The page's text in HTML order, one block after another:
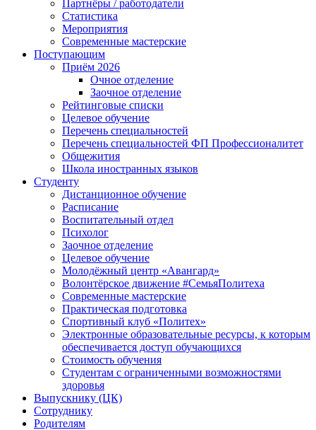
Партнёры / работодатели
Статистика
Мероприятия
Современные мастерские
Поступающим
Приём 2026
Очное отделение
Заочное отделение
Рейтинговые списки
Целевое обучение
Перечень специальностей
Перечень специальностей ФП Профессионалитет
Общежития
Школа иностранных языков
Студенту
Дистанционное обучение
Расписание
Воспитательный отдел
Психолог
Заочное отделение
Целевое обучение
Молодёжный центр «Авангард»
Волонтёрское движение #СемьяПолитеха
Современные мастерские
Практическая подготовка
Спортивный клуб «Политех»
Электронные образовательные ресурсы, к которым
обеспечивается доступ обучающихся
Стоимость обучения
Студентам с ограниченными возможностями
здоровья
Выпускнику (ЦК)
Сотруднику
Родителям